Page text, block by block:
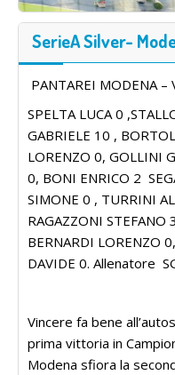
SerieA Silver-
PANTAREI MODENA
SPELTA LUCA 0
GABRIELE 10 ,
LORENZO 0, GOLLINI
0, BONI ENRICO 2
SIMONE 0 , TURRINI
RAGAZZONI STEFANO
BERNARDI LORENZO
DAVIDE 0. Allenatore
Vincere fa bene
prima vittoria in
Modena sfiora la